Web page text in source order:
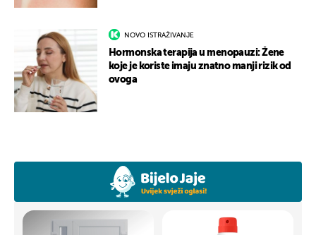
NOVO ISTRAŽIVANJE
Hormonska terapija u menopauzi: Žene
koje je koriste imaju znatno manji rizik od
ovoga